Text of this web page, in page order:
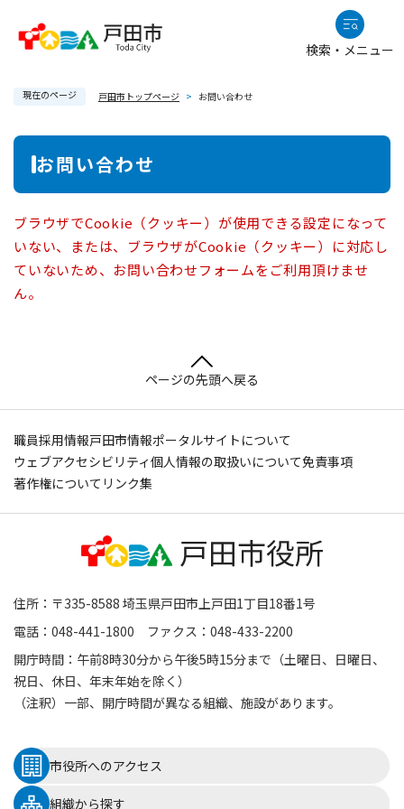
検索・メニュー
現在のページ 戸田市トップページ > お問い合わせ
本
お問い合わせ
ブラウザでCookie（クッキー）が使用できる設定になって
いない、または、ブラウザがCookie（クッキー）に対応し
ていないため、お問い合わせフォームをご利用頂けませ
ん。
ページの先頭へ戻る
職員採用情報戸田市情報ポータルサイトについて
ウェブアクセシビリティ個人情報の取扱いについて免責事項
著作権について リンク集
住所：〒335-8588 埼玉県戸田市上戸田1丁目18番1号
電話：048-441-1800 ファクス：048-433-2200
開庁時間：午前8時30分から午後5時15分まで（土曜日、日曜日、
祝日、休日、年末年始を除く）
（注釈）一部、開庁時間が異なる組織、施設があります。
市役所へのアクセス
組織から探す